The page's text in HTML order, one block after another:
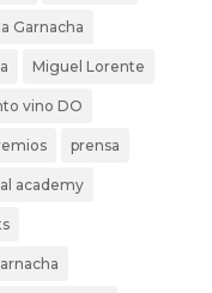
Garnacha
Miguel Lorente
vino DO
prensa
academy